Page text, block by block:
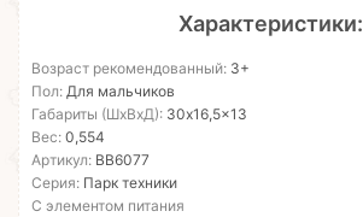
Характеристики:
Возраст рекомендованный: 3+
Пол: Для мальчиков
Габариты (ШхВхД): 30x16,5x13
Вес: 0,554
Артикул: ВВ6077
Серия: Парк техники
С элементом питания